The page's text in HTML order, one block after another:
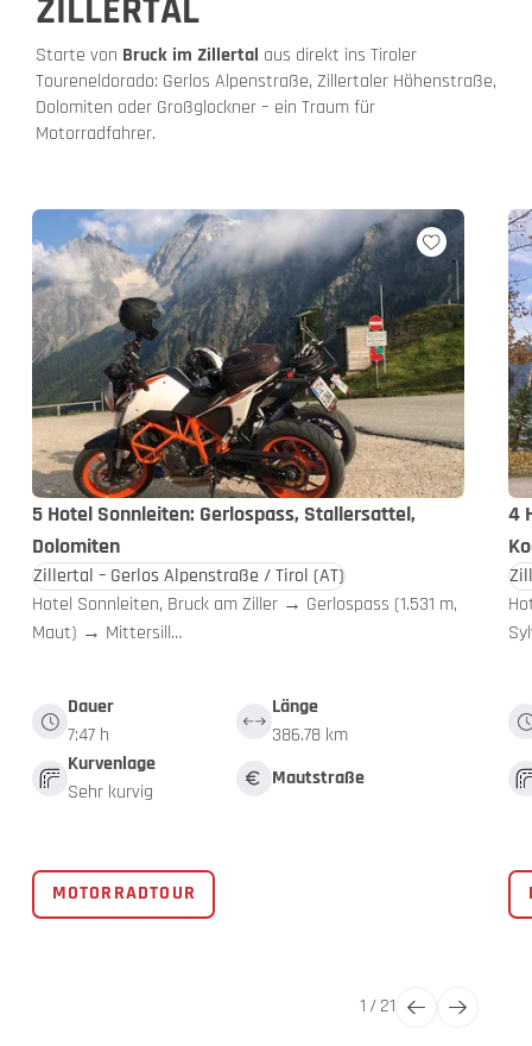
ZILLERTAL
Starte von Bruck im Zillertal aus direkt ins Tiroler
Toureneldorado: Gerlos Alpenstraße, Zillertaler Höhenstraße,
Dolomiten oder Großglockner – ein Traum für
Motorradfahrer.
5 Hotel Sonnleiten: Gerlospass, Stallersattel,
Dolomiten
Zillertal – Gerlos Alpenstraße / Tirol (AT)
Hotel Sonnleiten, Bruck am Ziller → Gerlospass (1.531 m,
Maut) → Mittersill…
Dauer
7:47 h
Länge
386.78 km
Kurvenlage
Sehr kurvig
Mautstraße
MOTORRADTOUR
4
1 /21